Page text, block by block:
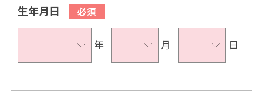
生年月日
年 月 日